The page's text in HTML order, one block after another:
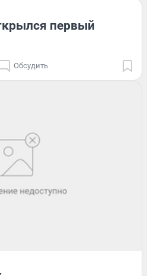
первый
Обсудить